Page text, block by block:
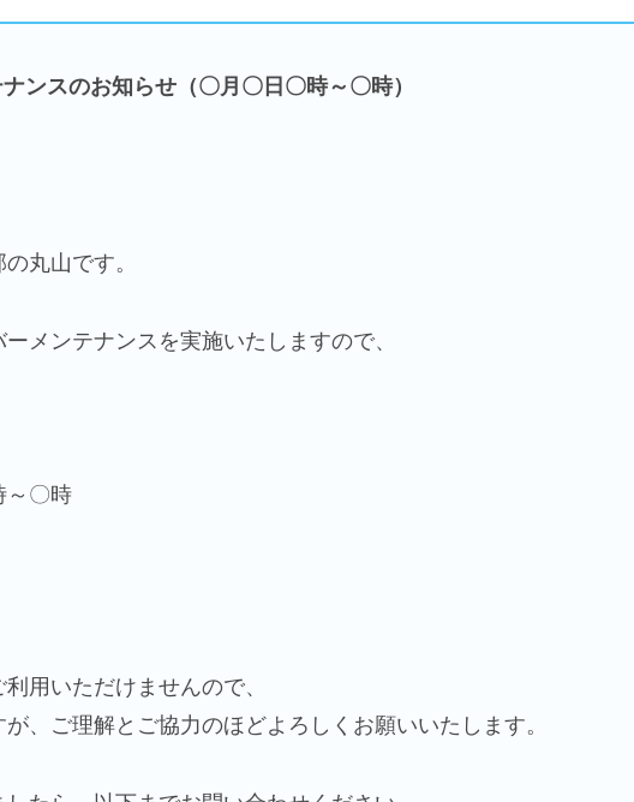
ンスのお知らせ（〇月〇日〇時～〇時）
丸山です。
メンテナンスを実施いたしますので、
〇時
用いただけませんので、
、ご理解とご協力のほどよろしくお願いいたします。